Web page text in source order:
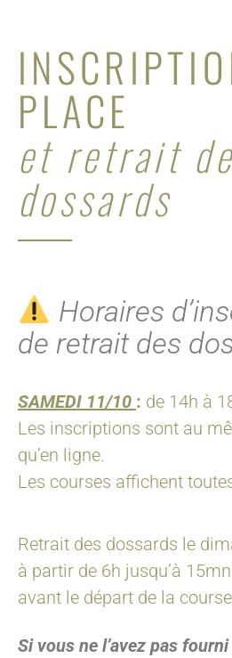
PLACE
et retrait
dossards
Horaires
de retrait des
SAMEDI 11/10 : de 14h à
Les inscriptions sont au
qu’en ligne.
Les courses affichent
Retrait des dossards le
à partir de 6h jusqu’à
avant le départ de la
Si vous ne l’avez pas